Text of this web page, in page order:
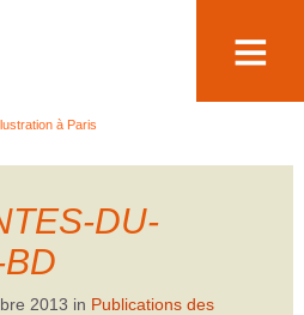
à Paris
DU-
2013 in Publications des